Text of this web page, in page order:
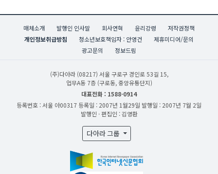
매체소개 발행인 인사말 회사연혁 윤리강령
저작권정책
개인정보취급방침
청소년보호책임자 : 안영건
제휴미디어/문의
광고문의
정보드림
(주)다아라 (08217) 서울 구로구 경인로 53길 15,
업무A동 7층 (구로동, 중앙유통단지)
대표전화 : 1588-0914
등록번호 : 서울 아00317 등록일 : 2007년 1월29일 발행일 : 2007년 7월 2일
발행인 · 편집인 : 김영환
다아라 그룹